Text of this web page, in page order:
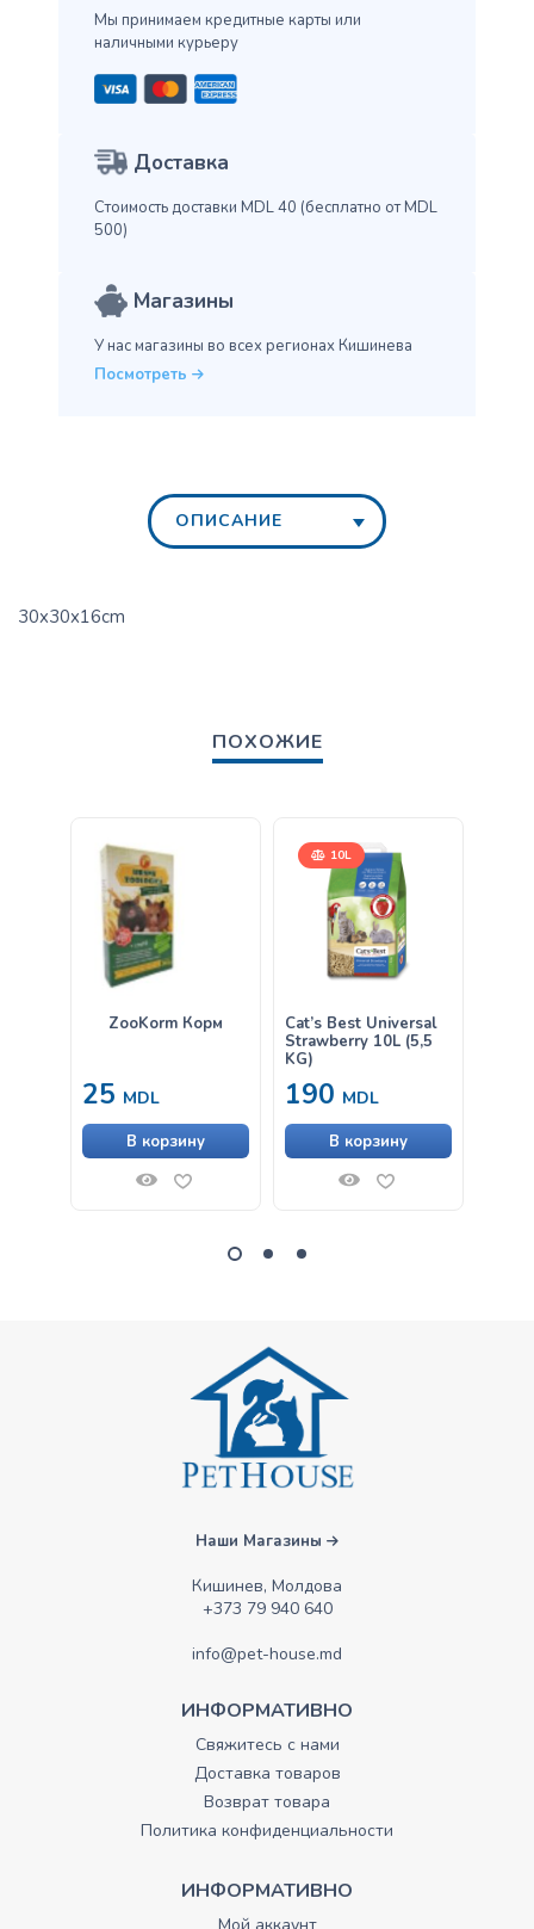
Мы принимаем кредитные карты или
наличными курьеру
Доставка
Стоимость доставки MDL 40 (бесплатно от MDL
500)
Магазины
У нас магазины во всех регионах Кишинева
Посмотреть
ОПИСАНИЕ
30x30x16cm
ПОХОЖИЕ
ZooKorm Корм
25 MDL
В корзину
10L
Cat’s Best Universal
Strawberry 10L (5,5
KG)
190 MDL
В корзину
Наши Магазины
Кишинев, Молдова
+373 79 940 640
info@pet-house.md
ИНФОРМАТИВНО
Свяжитесь с нами
Доставка товаров
Возврат товара
Политика конфиденциальности
ИНФОРМАТИВНО